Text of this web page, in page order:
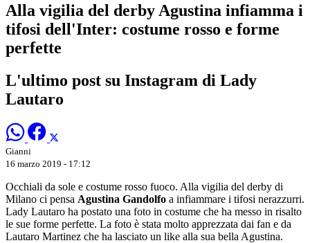
Alla vigilia del derby Agustina infiamma i
tifosi dell'Inter: costume rosso e forme
perfette
L'ultimo post su Instagram di Lady
Lautaro
Gianni
16 marzo 2019 - 17:12
Occhiali da sole e costume rosso fuoco. Alla vigilia del derby di
Milano ci pensa Agustina Gandolfo a infiammare i tifosi nerazzurri.
Lady Lautaro ha postato una foto in costume che ha messo in risalto
le sue forme perfette. La foto è stata molto apprezzata dai fan e da
Lautaro Martinez che ha lasciato un like alla sua bella Agustina.